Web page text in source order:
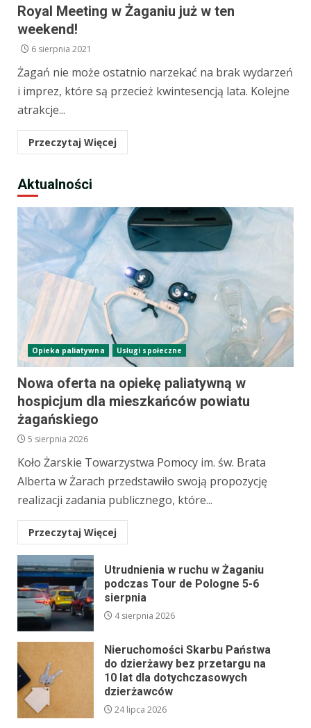
Royal Meeting w Żaganiu już w ten
weekend!
6 sierpnia 2021
Żagań nie może ostatnio narzekać na brak wydarzeń
i imprez, które są przecież kwintesencją lata. Kolejne
atrakcje...
Przeczytaj Więcej
Aktualności
Opieka paliatywna Usługi społeczne
Nowa oferta na opiekę paliatywną w
hospicjum dla mieszkańców powiatu
żagańskiego
5 sierpnia 2026
Koło Żarskie Towarzystwa Pomocy im. św. Brata
Alberta w Żarach przedstawiło swoją propozycję
realizacji zadania publicznego, które...
Przeczytaj Więcej
Utrudnienia w ruchu w Żaganiu
podczas Tour de Pologne 5-6
sierpnia
4 sierpnia 2026
Nieruchomości Skarbu Państwa
do dzierżawy bez przetargu na
10 lat dla dotychczasowych
dzierżawców
24 lipca 2026